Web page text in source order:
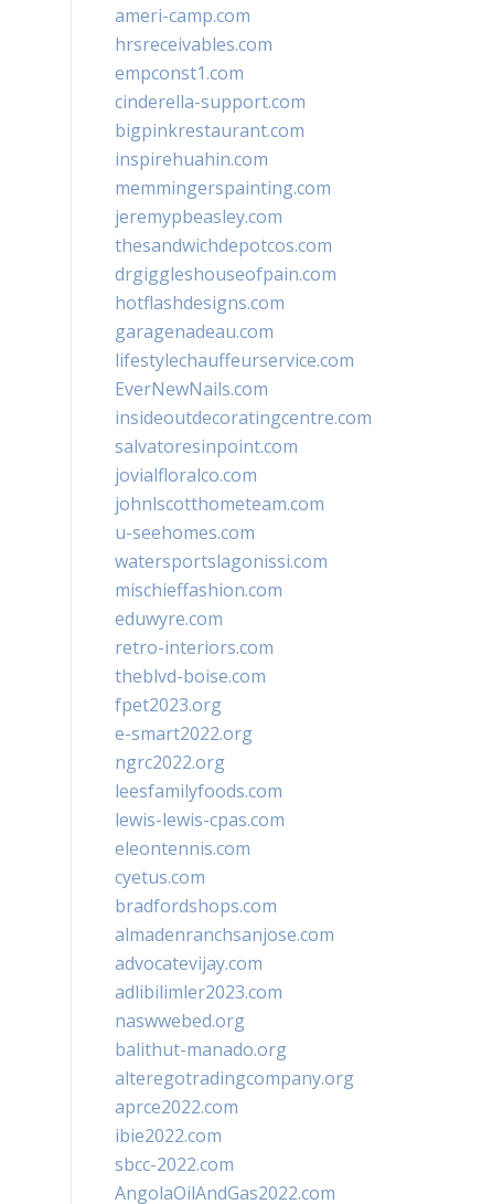
ameri-camp.com
hrsreceivables.com
empconst1.com
cinderella-support.com
bigpinkrestaurant.com
inspirehuahin.com
memmingerspainting.com
jeremypbeasley.com
thesandwichdepotcos.com
drgiggleshouseofpain.com
hotflashdesigns.com
garagenadeau.com
lifestylechauffeurservice.com
EverNewNails.com
insideoutdecoratingcentre.com
salvatoresinpoint.com
jovialfloralco.com
johnlscotthometeam.com
u-seehomes.com
watersportslagonissi.com
mischieffashion.com
eduwyre.com
retro-interiors.com
theblvd-boise.com
fpet2023.org
e-smart2022.org
ngrc2022.org
leesfamilyfoods.com
lewis-lewis-cpas.com
eleontennis.com
cyetus.com
bradfordshops.com
almadenranchsanjose.com
advocatevijay.com
adlibilimler2023.com
naswwebed.org
balithut-manado.org
alteregotradingcompany.org
aprce2022.com
ibie2022.com
sbcc-2022.com
AngolaOilAndGas2022.com